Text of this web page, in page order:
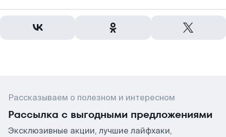
Рассказываем о полезном и интересном
Рассылка с выгодными предложениями
Эксклюзивные акции, лучшие лайфхаки,